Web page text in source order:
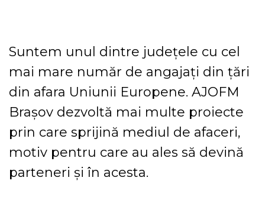
Suntem unul dintre județele cu cel
mai mare număr de angajați din țări
din afara Uniunii Europene. AJOFM
Brașov dezvoltă mai multe proiecte
prin care sprijină mediul de afaceri,
motiv pentru care au ales să devină
parteneri și în acesta.